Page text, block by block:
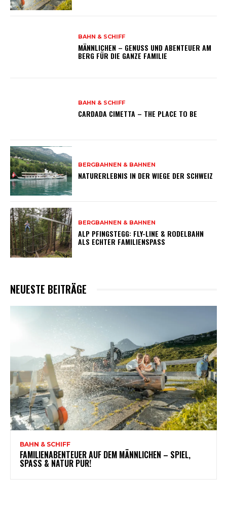
BAHN & SCHIFF
MÄNNLICHEN – GENUSS UND ABENTEUER AM
BERG FÜR DIE GANZE FAMILIE
BAHN & SCHIFF
CARDADA CIMETTA – THE PLACE TO BE
BERGBAHNEN & BAHNEN
NATURERLEBNIS IN DER WIEGE DER SCHWEIZ
BERGBAHNEN & BAHNEN
ALP PFINGSTEGG: FLY-LINE & RODELBAHN
ALS ECHTER FAMILIENSPASS
NEUESTE BEITRÄGE
BAHN & SCHIFF
FAMILIENABENTEUER AUF DEM MÄNNLICHEN – SPIEL,
SPASS & NATUR PUR!